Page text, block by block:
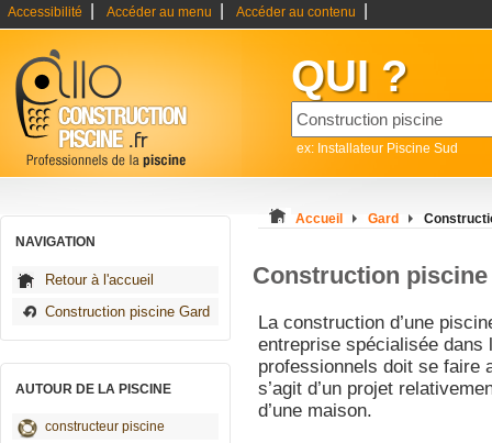
Accessibilité Accéder au menu Accéder au contenu
QUI ?
ex: Installateur Piscine Sud
NAVIGATION
Retour à l'accueil
Construction piscine Gard
AUTOUR DE LA PISCINE
constructeur piscine
Accueil Gard
Construction
La construction d’une
entreprise spécialisée dans
professionnels doit se faire
s’agit d’un projet
d’une maison.